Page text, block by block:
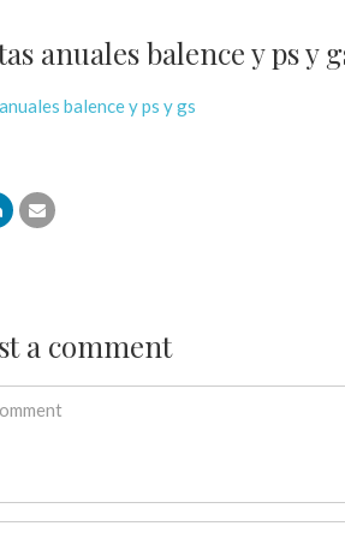
anuales balence y ps y
balence y ps y gs
a comment